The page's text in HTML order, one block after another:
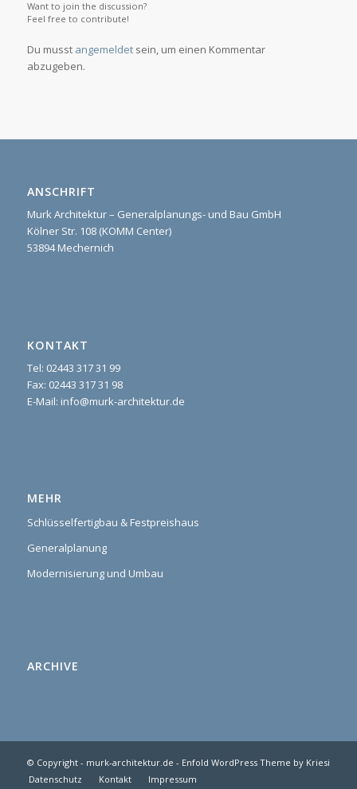
Want to join the discussion?
Feel free to contribute!
Du musst angemeldetsein, um einen Kommentar
abzugeben.
ANSCHRIFT
Murk Architektur – Generalplanungs- und Bau GmbH
Kölner Str. 108 (KOMM Center)
53894 Mechernich
KONTAKT
Tel: 02443 317 31 99
Fax: 02443 317 31 98
E-Mail: info@murk-architektur.de
MEHR
Schlüsselfertigbau & Festpreishaus
Generalplanung
Modernisierung und Umbau
ARCHIVE
© Copyright - murk-architektur.de - Enfold WordPress Theme by Kriesi
Datenschutz
Kontakt Impressum